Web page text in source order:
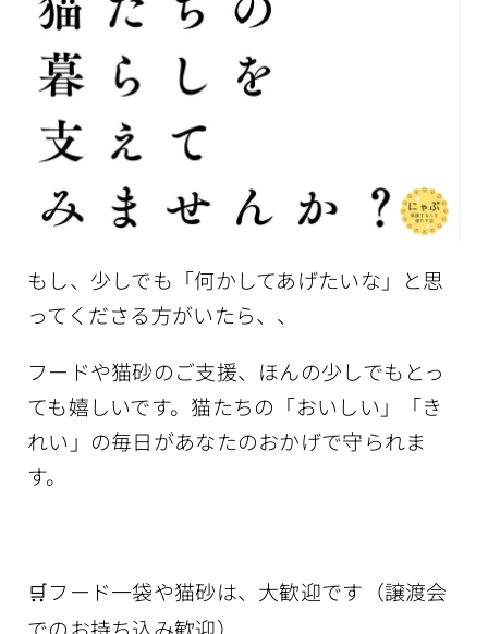
もし、少しでも「何かしてあげたいな」と思
ってくださる方がいたら、、
フードや猫砂のご支援、ほんの少しでもとっ
ても嬉しいです。猫たちの「おいしい」「き
れい」の毎日があなたのおかげで守られま
す。
🛒フード一袋や猫砂は、大歓迎です（譲渡会
でのお持ち込み歓迎）